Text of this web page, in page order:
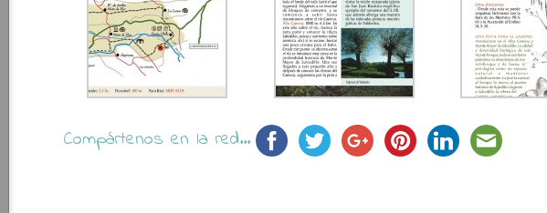
Compártenos en la red...